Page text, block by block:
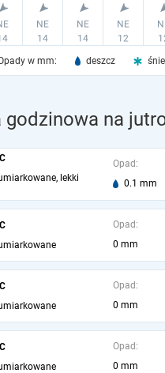
w mm: deszcz
godzinowa na
lekki
Opad:
0.1 mm
Opad:
0 mm
Opad:
0 mm
Opad:
0 mm